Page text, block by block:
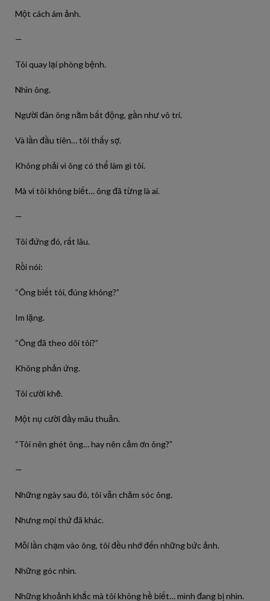
Một cách ám ảnh.
—
Tôi quay lại phòng bệnh.
Nhìn ông.
Người đàn ông nằm bất động, gần như vô tri.
Và lần đầu tiên… tôi thấy sợ.
Không phải vì ông có thể làm gì tôi.
Mà vì tôi không biết… ông đã từng là ai.
—
Tôi đứng đó, rất lâu.
Rồi nói:
“Ông biết tôi, đúng không?”
Im lặng.
“Ông đã theo dõi tôi?”
Không phản ứng.
Tôi cười khẽ.
Một nụ cười đầy mâu thuẫn.
“Tôi nên ghét ông… hay nên cảm ơn ông?”
—
Những ngày sau đó, tôi vẫn chăm sóc ông.
Nhưng mọi thứ đã khác.
Mỗi lần chạm vào ông, tôi đều nhớ đến những bức ảnh.
Những góc nhìn.
Những khoảnh khắc mà tôi không hề biết… mình đang bị nhìn.